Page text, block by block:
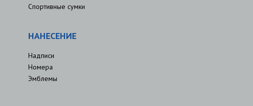
Спортивные сумки
НАНЕСЕНИЕ
Надписи
Номера
Эмблемы